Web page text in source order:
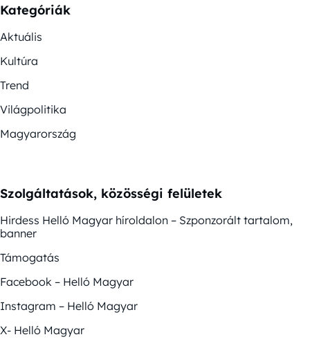
Kategóriák
Aktuális
Kultúra
Trend
Világpolitika
Magyarország
Szolgáltatások, közösségi felületek
Hirdess Helló Magyar híroldalon – Szponzorált tartalom,
banner
Támogatás
Facebook – Helló Magyar
Instagram – Helló Magyar
X- Helló Magyar